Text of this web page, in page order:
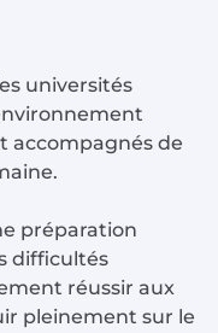
universités
accompagnés de
préparation
difficultés
réussir aux
pleinement sur le